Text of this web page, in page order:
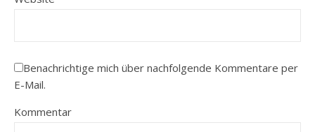
Benachrichtige mich über nachfolgende Kommentare per
E-Mail.
Kommentar